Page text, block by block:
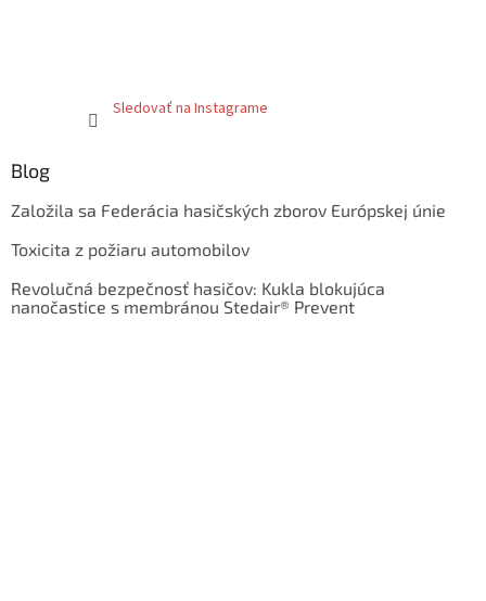
Sledovať na Instagrame
Blog
Založila sa Federácia hasičských zborov Európskej únie
Toxicita z požiaru automobilov
Revolučná bezpečnosť hasičov: Kukla blokujúca
nanočastice s membránou Stedair® Prevent